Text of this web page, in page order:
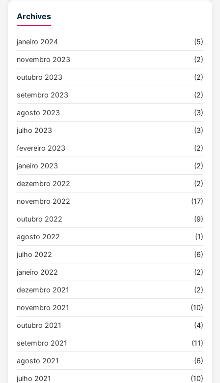
Archives
janeiro 2024 (5)
novembro 2023 (2)
outubro 2023 (2)
setembro 2023 (2)
agosto 2023 (3)
julho 2023 (3)
fevereiro 2023 (2)
janeiro 2023 (2)
dezembro 2022 (2)
novembro 2022 (17)
outubro 2022 (9)
agosto 2022 (1)
julho 2022 (6)
janeiro 2022 (2)
dezembro 2021 (2)
novembro 2021 (10)
outubro 2021 (4)
setembro 2021 (11)
agosto 2021 (6)
julho 2021 (10)